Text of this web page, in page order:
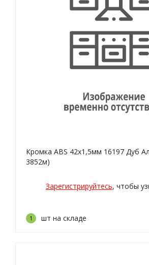
Кромка ABS 42х1,5мм 16197 Дуб
3852м)
Зарегистрируйтесь, чтобы
1 шт на складе